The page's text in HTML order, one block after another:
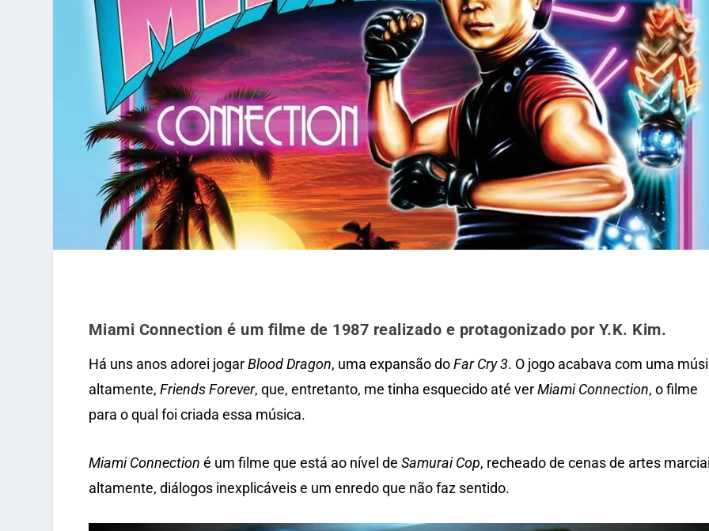
Miami Connection é um filme de 1987 realizado e protagonizado por Y.K. Kim.
Há uns anos adorei jogarBlood Dragon, uma expansão doFar Cry 3. O jogo acabava com uma
altamente, Friends Forever, que, entretanto, me tinha esquecido até verMiami Connection, o filme
para o qual foi criada essa música.
Miami Connection é um filme que está ao nível de Samurai Cop, recheado de cenas de artes
altamente, diálogos inexplicáveis e um enredo que não faz sentido.